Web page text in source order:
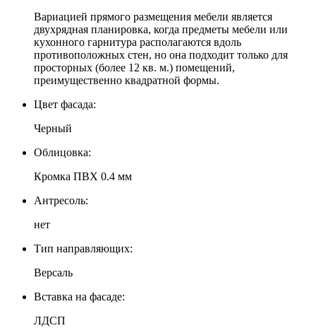
Вариацией прямого размещения мебели является
двухрядная планировка, когда предметы мебели или
кухонного гарнитура располагаются вдоль
противоположных стен, но она подходит только для
просторных (более 12 кв. м.) помещений,
преимущественно квадратной формы.
Цвет фасада:
Черный
Облицовка:
Кромка ПВХ 0.4 мм
Антресоль:
нет
Тип направляющих:
Версаль
Вставка на фасаде:
ЛДСП